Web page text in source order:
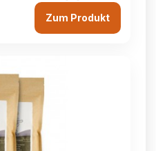
Zum Produkt